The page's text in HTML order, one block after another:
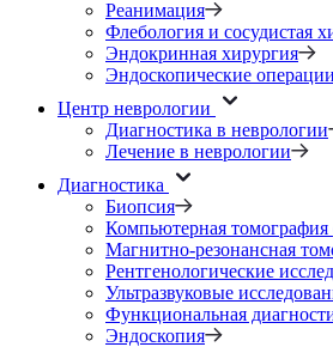
Реанимация
Флебология и сосудистая
Эндокринная хирургия
Эндоскопические операции
Центр неврологии
Диагностика в неврологии
Лечение в неврологии
Диагностика
Биопсия
Компьютерная
Магнитно-резонансная
Рентгенологические
Ультразвуковые
Функциональная
Эндоскопия